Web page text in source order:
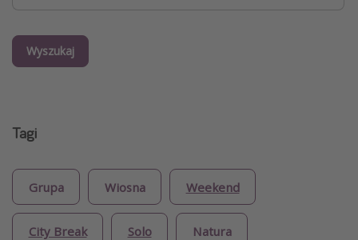
Wyszukaj
Tagi
Grupa Wiosna Weekend
City Break Solo Natura